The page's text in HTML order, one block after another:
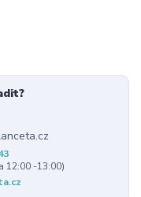
12:00 -13:00)